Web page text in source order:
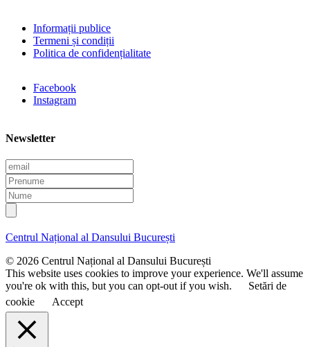
Informații publice
Termeni și condiții
Politica de confidențialitate
Facebook
Instagram
Newsletter
E
m
a
i
l
P
r
e
n
m
N
u
m
e
Centrul Național al Dansului București
© 2026 Centrul Național al Dansului București
This website uses cookies to improve your experience. We'll assume
you're ok with this, but you can opt-out if you wish.
Setări de
cookie
Accept